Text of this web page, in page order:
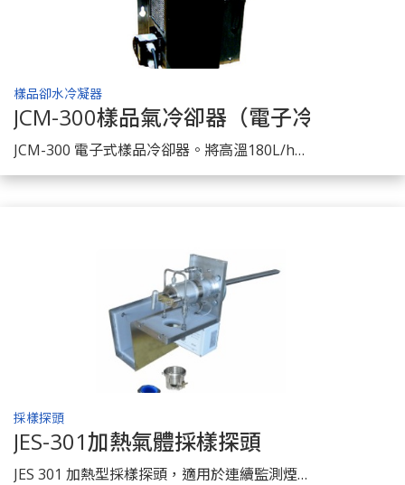
了解商品
樣品卻水冷凝器
JCM-300樣品氣冷卻器（電子冷卻）
JCM-300 電子式樣品冷卻器。將高溫180L/h含水的樣品氣去除水份至露點5℃供給分析儀連續分析。
了解商品
採樣探頭
JES-301加熱氣體採樣探頭
JES 301 加熱型採樣探頭，適用於連續監測煙氣或製程氣之採樣。